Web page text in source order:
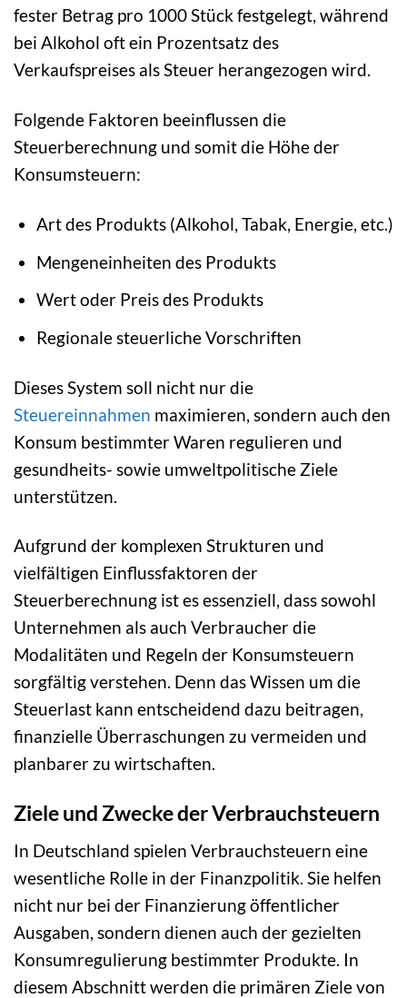
fester Betrag pro 1000 Stück festgelegt, während
bei Alkohol oft ein Prozentsatz des
Verkaufspreises als Steuer herangezogen wird.
Folgende Faktoren beeinflussen die
Steuerberechnung und somit die Höhe der
Konsumsteuern:
Art des Produkts (Alkohol, Tabak, Energie, etc.)
Mengeneinheiten des Produkts
Wert oder Preis des Produkts
Regionale steuerliche Vorschriften
Dieses System soll nicht nur die
Steuereinnahmen maximieren, sondern auch den
Konsum bestimmter Waren regulieren und
gesundheits- sowie umweltpolitische Ziele
unterstützen.
Aufgrund der komplexen Strukturen und
vielfältigen Einflussfaktoren der
Steuerberechnung ist es essenziell, dass sowohl
Unternehmen als auch Verbraucher die
Modalitäten und Regeln der Konsumsteuern
sorgfältig verstehen. Denn das Wissen um die
Steuerlast kann entscheidend dazu beitragen,
finanzielle Überraschungen zu vermeiden und
planbarer zu wirtschaften.
Ziele und Zwecke der Verbrauchsteuern
In Deutschland spielen Verbrauchsteuern eine
wesentliche Rolle in der Finanzpolitik. Sie helfen
nicht nur bei der Finanzierung öffentlicher
Ausgaben, sondern dienen auch der gezielten
Konsumregulierung bestimmter Produkte. In
diesem Abschnitt werden die primären Ziele von